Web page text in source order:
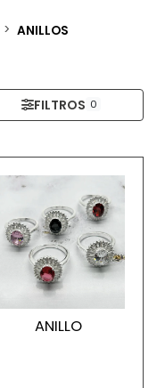
ANILLOS
FILTROS 0
ANILLO